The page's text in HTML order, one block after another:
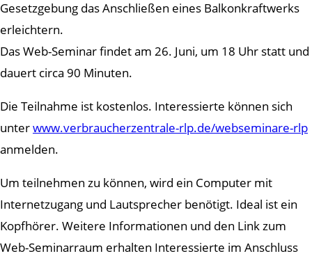
Gesetzgebung das Anschließen eines Balkonkraftwerks
erleichtern.
Das Web-Seminar findet am 26. Juni, um 18 Uhr statt und
dauert circa 90 Minuten.
Die Teilnahme ist kostenlos. Interessierte können sich
unterwww.verbraucherzentrale-rlp.de/webseminare-rlp
anmelden.
Um teilnehmen zu können, wird ein Computer mit
Internetzugang und Lautsprecher benötigt. Ideal ist ein
Kopfhörer. Weitere Informationen und den Link zum
Web-Seminarraum erhalten Interessierte im Anschluss